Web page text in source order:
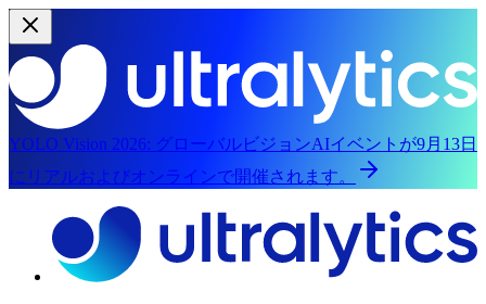
YOLO Vision 2026: グローバルビジョンAIイベントが9月13日
にリアルおよびオンラインで開催されます。